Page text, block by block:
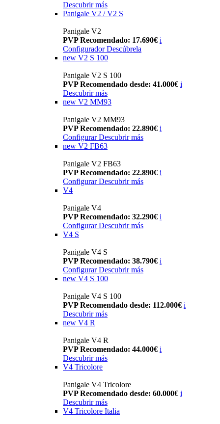
Descubrir más
Panigale V2 / V2 S
Panigale V2
PVP Recomendado: 17.690€ i
Configurador Descúbrela
new V2 S 100
Panigale V2 S 100
PVP Recomendado desde: 41.000€ i
Descubrir más
new V2 MM93
Panigale V2 MM93
PVP Recomendado: 22.890€ i
Configurar Descubrir más
new V2 FB63
Panigale V2 FB63
PVP Recomendado: 22.890€ i
Configurar Descubrir más
V4
Panigale V4
PVP Recomendado: 32.290€ i
Configurar Descubrir más
V4 S
Panigale V4 S
PVP Recomendado: 38.790€ i
Configurar Descubrir más
new V4 S 100
Panigale V4 S 100
PVP Recomendado desde: 112.000€ i
Descubrir más
new V4 R
Panigale V4 R
PVP Recomendado: 44.000€ i
Descubrir más
V4 Tricolore
Panigale V4 Tricolore
PVP Recomendado desde: 60.000€ i
Descubrir más
V4 Tricolore Italia